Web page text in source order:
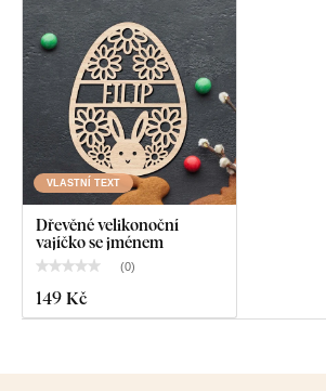
VLASTNÍ TEXT
Dřevěné velikonoční
vajíčko se jménem
(0)
149 Kč